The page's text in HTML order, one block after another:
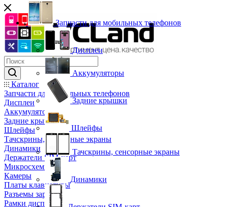
Каталог
Запчасти для мобильных телефонов
Дисплеи
Аккумуляторы
Задние крышки
Шлейфы
Тачскрины, сенсорные экраны
Динамики
Держатели SIM-карт
Микросхемы
Камеры
Платы клавиатуры
Разъемы зарядки
Рамки дисплея
Запчасти для мобильных телефонов
Дисплеи
Аккумуляторы
Задние крышки
Шлейфы
Тачскрины, сенсорные экраны
Динамики